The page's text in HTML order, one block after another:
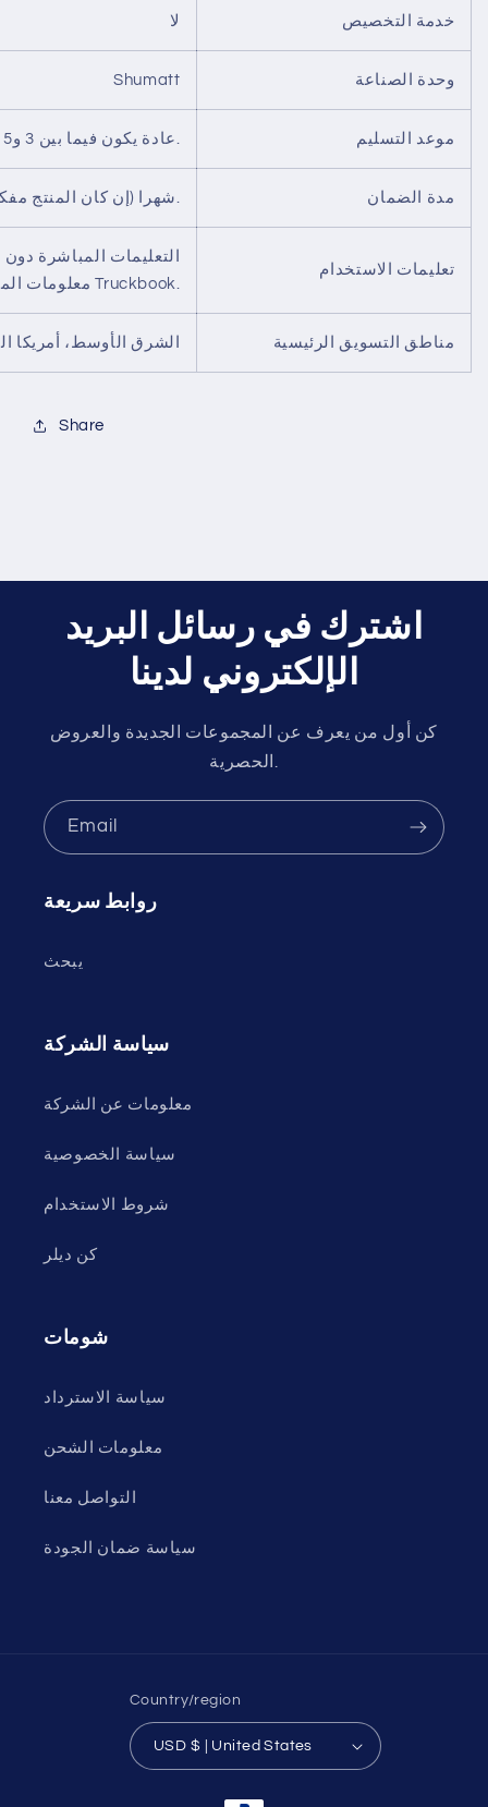
لا خدمة التخصيص
Shumatt وحدة الصناعة
عادة يكون فيما بين 3 و5 أيام من أيام الدوامة بعد الدفع. موعد التسليم
12 شهرا (إن كان المنتج مفككا فلا يدعم خدمة الضمان). مدة الضمان
التعليمات المباشرة
معلومات المنتجات عبر تطبيق Truckbook.
تعليمات الاستخدام
الشرق الأوسط، أمريكا مناطق التسويق الرئيسية
Share
اشترك في رسائل البريد
الإلكتروني لدينا
كن أول من يعرف عن المجموعات الجديدة والعروض
الحصرية.
Email
روابط سريعة
يبحث
سياسة الشركة
معلومات عن الشركة
سياسة الخصوصية
شروط الاستخدام
كن ديلر
شومات
سياسة الاسترداد
معلومات الشحن
التواصل معنا
سياسة ضمان الجودة
Country/region
USD $ | United States
Payment